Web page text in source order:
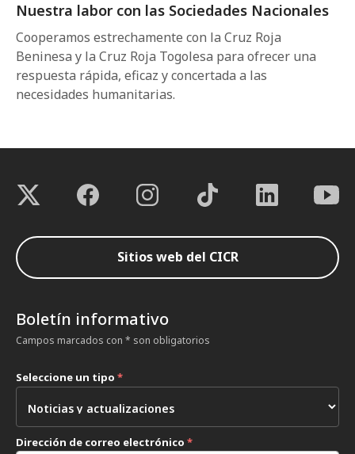
Nuestra labor con las Sociedades Nacionales
Cooperamos estrechamente con la Cruz Roja
Beninesa y la Cruz Roja Togolesa para ofrecer una
respuesta rápida, eficaz y concertada a las
necesidades humanitarias.
Sitios web del CICR
Boletín informativo
Campos marcados con * son obligatorios
Seleccione un tipo *
Dirección de correo electrónico *